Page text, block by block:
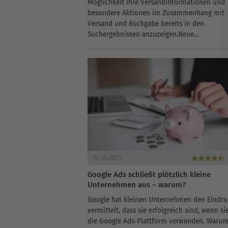
Möglichkeit ihre Versandinformationen und
besondere Aktionen im Zusammenhang mit
Versand und Rückgabe bereits in den
Suchergebnissen anzuzeigen.Neue
“schnelle Lieferung” oder “kostenlose
19.08.2021
Google Ads schließt plötzlich kleine
Unternehmen aus – warum?
Google hat kleinen Unternehmen den
vermittelt, dass sie erfolgreich sind, wenn
die Google Ads-Plattform verwenden.